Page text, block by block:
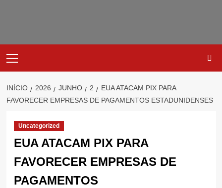
Menu
INÍCIO 2026 JUNHO 2
EUA ATACAM PIX PARA
FAVORECER EMPRESAS DE PAGAMENTOS ESTADUNIDENSES
Uncategorized
EUA ATACAM PIX PARA
FAVORECER EMPRESAS DE
PAGAMENTOS